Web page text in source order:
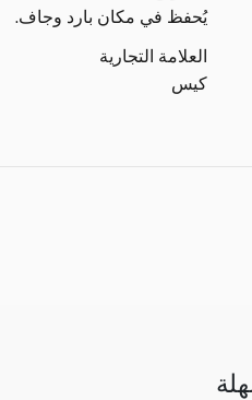
يُحفظ في مكان بارد وجاف.
العلامة التجارية
كيس